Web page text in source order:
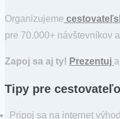
Organizujeme
pre 70.000+ návštevníkov
Zapoj sa aj ty! Prezentuj
Tipy pre
Pripoj sa na internet